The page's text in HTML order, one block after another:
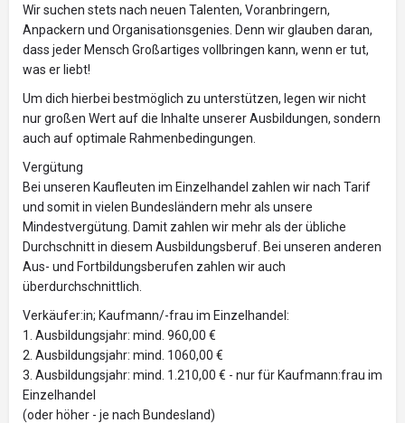
Wir suchen stets nach neuen Talenten, Voranbringern,
Anpackern und Organisationsgenies. Denn wir glauben daran,
dass jeder Mensch Großartiges vollbringen kann, wenn er tut,
was er liebt!
Um dich hierbei bestmöglich zu unterstützen, legen wir nicht
nur großen Wert auf die Inhalte unserer Ausbildungen, sondern
auch auf optimale Rahmenbedingungen.
Vergütung
Bei unseren Kaufleuten im Einzelhandel zahlen wir nach Tarif
und somit in vielen Bundesländern mehr als unsere
Mindestvergütung. Damit zahlen wir mehr als der übliche
Durchschnitt in diesem Ausbildungsberuf. Bei unseren anderen
Aus- und Fortbildungsberufen zahlen wir auch
überdurchschnittlich.
Verkäufer:in; Kaufmann/-frau im Einzelhandel:
1. Ausbildungsjahr: mind. 960,00 €
2. Ausbildungsjahr: mind. 1060,00 €
3. Ausbildungsjahr: mind. 1.210,00 € - nur für Kaufmann:frau im
Einzelhandel
(oder höher - je nach Bundesland)